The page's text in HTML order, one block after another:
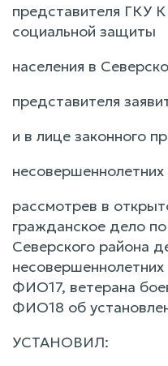
представителя ГКУ
социальной защиты
населения в
представителя
и в лице законного
рассмотрев в
гражданское дело
Северского района
ФИО17, ветерана
ФИО18 об
УСТАНОВИЛ: